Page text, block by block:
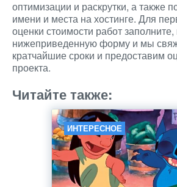
оптимизации и раскрутки, а также
имени и места на хостинге. Для
оценки стоимости работ
нижеприведенную форму и мы
кратчайшие сроки и предоставим
проекта.
Читайте также:
ИНТЕРЕСНОЕ